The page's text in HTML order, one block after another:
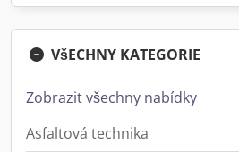
VšECHNY KATEGORIE
Zobrazit všechny nabídky
Asfaltová technika